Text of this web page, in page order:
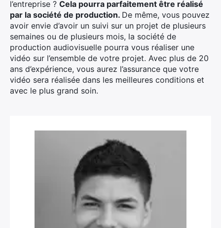
l’entreprise ? Cela pourra parfaitement être réalisé
par la société de production. De même, vous pouvez
avoir envie d’avoir un suivi sur un projet de plusieurs
semaines ou de plusieurs mois, la société de
production audiovisuelle pourra vous réaliser une
vidéo sur l’ensemble de votre projet. Avec plus de 20
ans d’expérience, vous aurez l’assurance que votre
vidéo sera réalisée dans les meilleures conditions et
avec le plus grand soin.